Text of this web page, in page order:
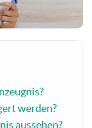
werden?
aussehen?